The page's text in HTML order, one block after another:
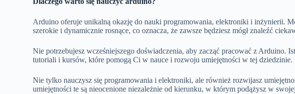
Arduino oferuje unikalną okazję do nauki programowania, elektroniki i inżynierii.
szerokie i dynamicznie rosnące, co oznacza, że ​​zawsze będziesz mógł znaleźć
Nie potrzebujesz wcześniejszego doświadczenia, aby zacząć pracować z Arduino.
tutoriali i kursów, które pomogą Ci w nauce i rozwoju umiejętności w tej dziedzinie.
Nie tylko nauczysz się programowania i elektroniki, ale również rozwijasz
umiejętności te są nieocenione niezależnie od kierunku, w którym podążysz w